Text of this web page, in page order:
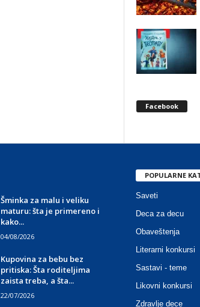
Facebook
Šminka za malu i veliku
maturu: šta je primereno i
kako...
04/08/2026
Kupovina za bebu bez
pritiska: Šta roditeljima
zaista treba, a šta...
22/07/2026
POPULARNE
Saveti
Deca za decu
Obaveštenja
Literarni konkursi
Sastavi - teme
Likovni konkursi
Zdravlje dece